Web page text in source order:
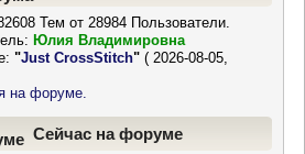
Тем от 28984 Пользователи.
Юлия Владимировна
"Just CrossStitch" ( 2026-08-05,
на форуме.
Сейчас на форуме